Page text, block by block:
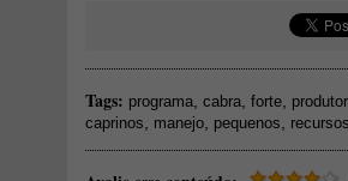
Tags: programa cabra forte
caprinos manejo pequenos recursos